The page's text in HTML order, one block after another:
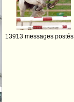
13913 messages postés